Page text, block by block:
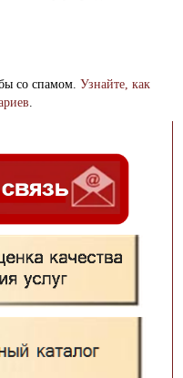
со спамом. Узнайте, как
.